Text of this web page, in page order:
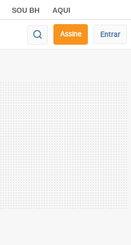
SOU BH AQUI
Assine Entrar